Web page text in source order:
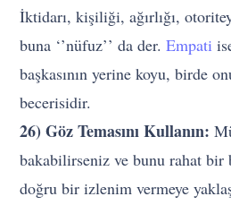
İktidarı, kişiliği, ağırlığı,
buna ‘’nüfuz’’ da der.Empati
başkasının yerine koyu, birde
becerisidir.
26) Göz Temasını Kullanın:
bakabilirseniz ve bunu rahat
doğru bir izlenim vermeye